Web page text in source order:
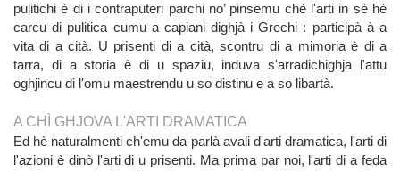
pulitichi è di i contraputeri parchi no’ pinsemu chè l'arti in sè hè
carcu di pulitica cumu a capiani dighjà i Grechi : participà à a
vita di a cità. U prisenti di a cità, scontru di a mimoria è di a
tarra, di a storia è di u spaziu, induva s'arradichighja l'attu
oghjincu di l'omu maestrendu u so distinu e a so libartà.
A CHÌ GHJOVA L'ARTI DRAMATICA
Ed hè naturalmenti ch'emu da parlà avali d'arti dramatica, l'arti di
l'azioni è dinò l'arti di u prisenti. Ma prima par noi, l'arti di a feda